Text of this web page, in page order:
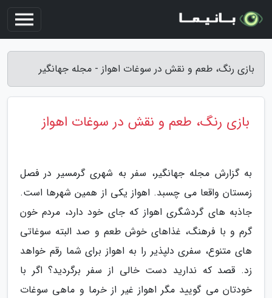
بازی رنگ، طعم و نقش در سوغات اهواز - مجله جهانگیر
بازی رنگ، طعم و نقش در سوغات اهواز
به گزارش مجله جهانگیر، سفر به شهری گرمسیر در فصل
زمستان واقعا می چسبد. اهواز یکی از همین شهرها است.
جاذبه های گردشگری اهواز که جای خود دارد، مردم خون
گرم و با فرهنگ، غذاهای خوش طعم و صد البته سوغاتی
های متنوع، سفری دلپذیر را به اهواز برای شما رقم خواهد
زد. قصد که ندارید دست خالی از سفر برگردید؟ اگر با
خودتان می گویید مگر اهواز غیر از خرما و ماهی سوغات